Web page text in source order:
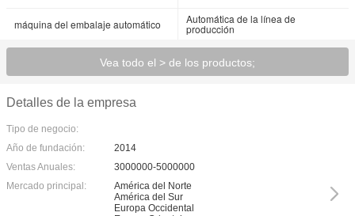
máquina del embalaje automático Automática de la línea de
producción
Vea todo el > de los productos;
Detalles de la empresa
Tipo de negocio:
Año de fundación:
2014
Ventas Anuales:
3000000-5000000
Mercado principal:
América del Norte
América del Sur
Europa Occidental